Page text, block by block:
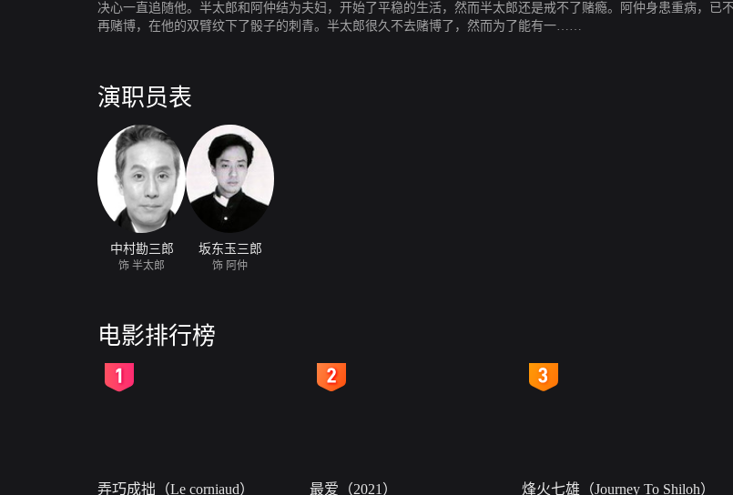
决心一直追随他。半太郎和阿仲结为夫妇，开始了平稳的生活，然而半太郎还是戒不了赌瘾。阿仲身患重病，
再赌博，在他的双臂纹下了骰子的刺青。半太郎很久不去赌博了，然而为了能有一……
演职员表
中村勘三郎
饰 半太郎
坂东玉三郎
饰 阿仲
电影排行榜
弄巧成拙（Le corniaud） 最爱（2021） 烽火七雄（Journey To Shiloh）